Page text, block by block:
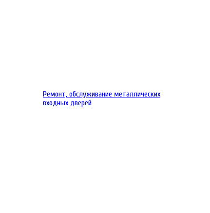
Ремонт, обслуживание металлических
входных дверей